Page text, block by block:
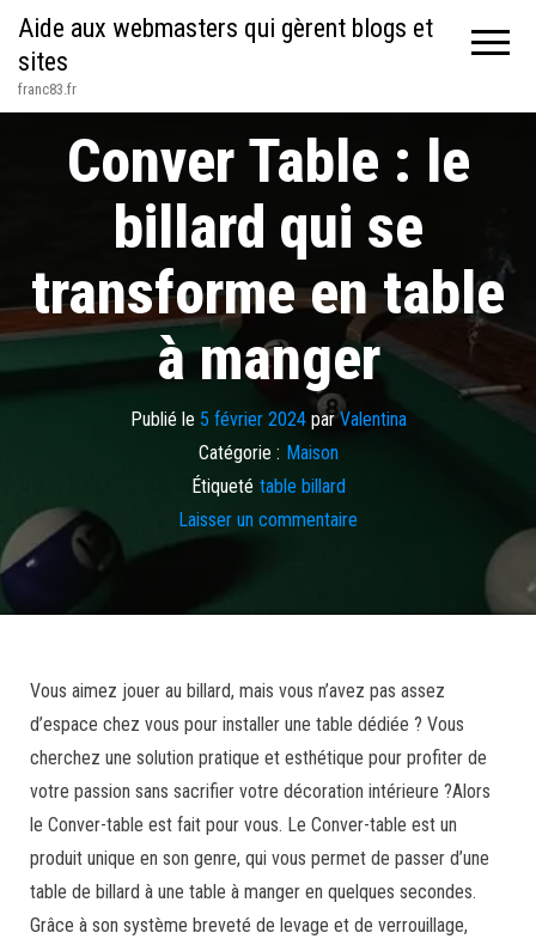
Aide aux webmasters qui gèrent blogs et
sites
franc83.fr
Conver Table : le
billard qui se
transforme en table
à manger
Publié le 5 février 2024parValentina
Catégorie : Maison
Étiqueté table billard
Laisser un commentaire
Vous aimez jouer au billard, mais vous n’avez pas assez
d’espace chez vous pour installer une table dédiée ? Vous
cherchez une solution pratique et esthétique pour profiter de
votre passion sans sacrifier votre décoration intérieure ?Alors
le Conver-table est fait pour vous. Le Conver-table est un
produit unique en son genre, qui vous permet de passer d’une
table de billard à une table à manger en quelques secondes.
Grâce à son système breveté de levage et de verrouillage,